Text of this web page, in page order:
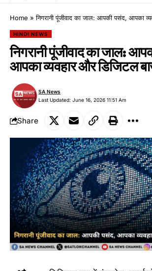
Home »निगरानी पूंजीवाद का जाल: आपकी पसंद, आपका
HINDI NEWS
निगरानी पूंजीवाद का जाल:
आपका व्यवहार और डिजिटल
Last Updated: June 16, 2026 11:51 Am
SA News
Share